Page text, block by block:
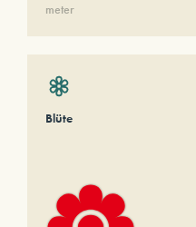
meter
Blüte